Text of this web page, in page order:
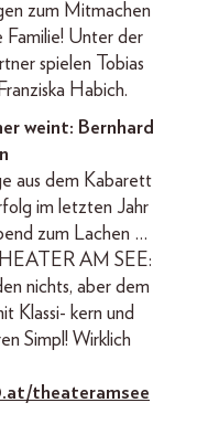
zum Mitmachen
Unter der
spielen Tobias
Habich.
weint: Bernhard
aus dem Kabarett
im letzten Jahr
zum Lachen …
AM SEE:
nichts, aber dem
Klassi- kern und
Simpl! Wirklich
theateramsee